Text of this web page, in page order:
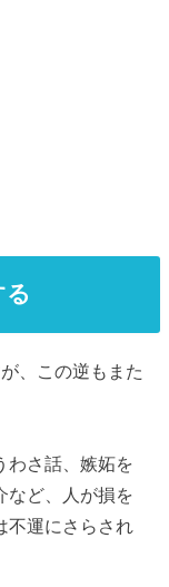
、この逆もまた
わさ話、嫉妬を
など、人が損を
不運にさらされ